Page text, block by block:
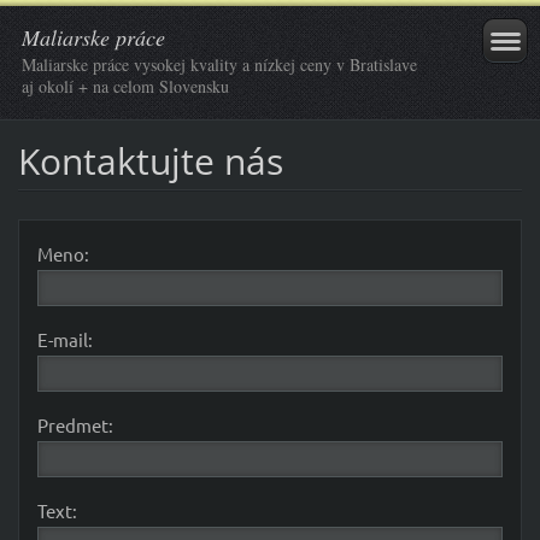
Maliarske práce
Maliarske práce vysokej kvality a nízkej ceny v Bratislave
aj okolí + na celom Slovensku
Kontaktujte nás
Meno:
E-mail:
Predmet:
Text: